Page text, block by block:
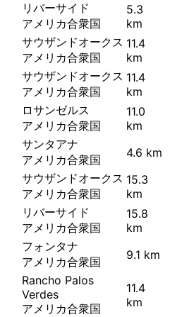
リバーサイド
アメリカ合衆国
5.3
km
サウザンドオークス
アメリカ合衆国
11.4
km
サウザンドオークス
アメリカ合衆国
11.4
km
ロサンゼルス
アメリカ合衆国
11.0
km
サンタアナ
アメリカ合衆国
4.6 km
サウザンドオークス
アメリカ合衆国
15.3
km
リバーサイド
アメリカ合衆国
15.8
km
フォンタナ
アメリカ合衆国
9.1 km
Rancho Palos
Verdes
アメリカ合衆国
11.4
km